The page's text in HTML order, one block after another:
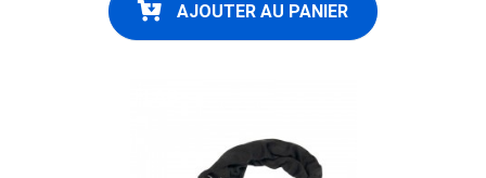
AJOUTER AU PANIER